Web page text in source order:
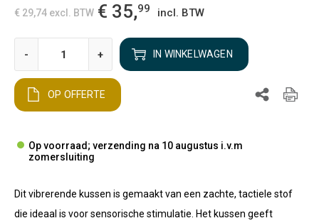
€ 29,74 excl. BTW € 35,99 incl. BTW
- + IN WINKELWAGEN
OP OFFERTE
Op voorraad; verzending na 10 augustus i.v.m
zomersluiting
Dit vibrerende kussen is gemaakt van een zachte, tactiele stof
die ideaal is voor sensorische stimulatie. Het kussen geeft